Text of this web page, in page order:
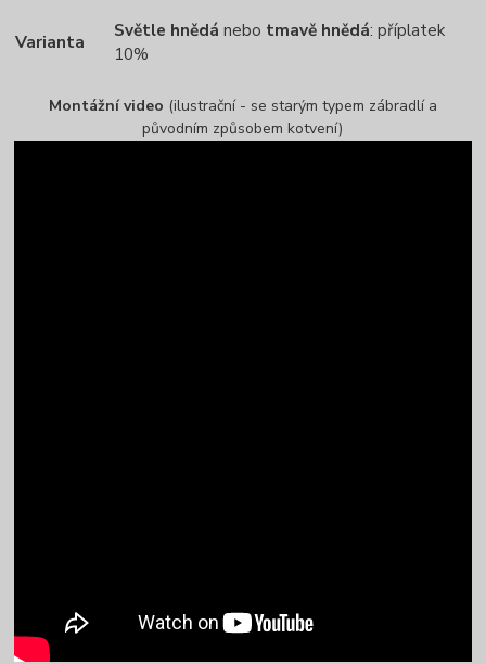
Varianta
Světle hnědá nebo tmavě hnědá: příplatek
10%
Montážní video (ilustrační - se starým typem zábradlí a
původním způsobem kotvení)